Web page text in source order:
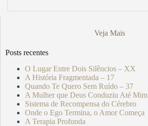
Veja Mais
Posts recentes
O Lugar Entre Dois Silêncios – XX
A História Fragmentada – 17
Quando Te Quero Sem Ruído – 37
A Mulher que Deus Conduziu Até Mim
Sistema de Recompensa do Cérebro
Onde o Ego Termina, o Amor Começa
A Terapia Profunda